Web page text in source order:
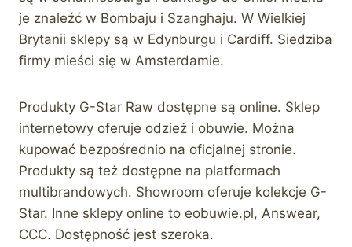
je znaleźć w Bombaju i Szanghaju. W Wielkiej
Brytanii sklepy są w Edynburgu i Cardiff. Siedziba
firmy mieści się w Amsterdamie.
Produkty G-Star Raw dostępne są online. Sklep
internetowy oferuje odzież i obuwie. Można
kupować bezpośrednio na oficjalnej stronie.
Produkty są też dostępne na platformach
multibrandowych. Showroom oferuje kolekcje G-
Star. Inne sklepy online to eobuwie.pl, Answear,
CCC. Dostępność jest szeroka.